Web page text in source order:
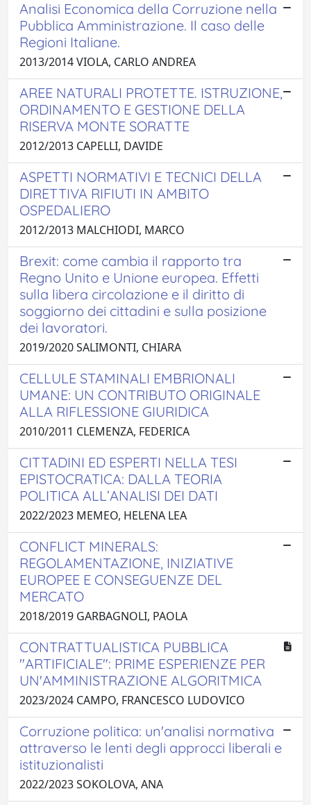
Analisi Economica della Corruzione nella
Pubblica Amministrazione. Il caso delle
Regioni Italiane.
2013/2014 VIOLA, CARLO ANDREA
AREE NATURALI PROTETTE. ISTRUZIONE,
ORDINAMENTO E GESTIONE DELLA
RISERVA MONTE SORATTE
2012/2013 CAPELLI, DAVIDE
ASPETTI NORMATIVI E TECNICI DELLA
DIRETTIVA RIFIUTI IN AMBITO
OSPEDALIERO
2012/2013 MALCHIODI, MARCO
Brexit: come cambia il rapporto tra
Regno Unito e Unione europea. Effetti
sulla libera circolazione e il diritto di
soggiorno dei cittadini e sulla posizione
dei lavoratori.
2019/2020 SALIMONTI, CHIARA
CELLULE STAMINALI EMBRIONALI
UMANE: UN CONTRIBUTO ORIGINALE
ALLA RIFLESSIONE GIURIDICA
2010/2011 CLEMENZA, FEDERICA
CITTADINI ED ESPERTI NELLA TESI
EPISTOCRATICA: DALLA TEORIA
POLITICA ALL’ANALISI DEI DATI
2022/2023 MEMEO, HELENA LEA
CONFLICT MINERALS:
REGOLAMENTAZIONE, INIZIATIVE
EUROPEE E CONSEGUENZE DEL
MERCATO
2018/2019 GARBAGNOLI, PAOLA
CONTRATTUALISTICA PUBBLICA
"ARTIFICIALE": PRIME ESPERIENZE PER
UN'AMMINISTRAZIONE ALGORITMICA
2023/2024 CAMPO, FRANCESCO LUDOVICO
Corruzione politica: un'analisi normativa
attraverso le lenti degli approcci liberali e
istituzionalisti
2022/2023 SOKOLOVA, ANA